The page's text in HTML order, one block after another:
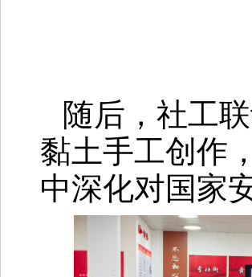
随后，社工
黏土手工创作
中深化对国家